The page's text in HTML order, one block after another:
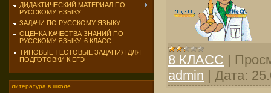
ДИДАКТИЧЕСКИЙ МАТЕРИАЛ ПО
РУССКОМУ ЯЗЫКУ
ЗАДАЧИ ПО РУССКОМУ ЯЗЫКУ
ОЦЕНКА КАЧЕСТВА ЗНАНИЙ ПО
РУССКОМУ ЯЗЫКУ. 6 КЛАСС
ТИПОВЫЕ ТЕСТОВЫЕ ЗАДАНИЯ ДЛЯ
ПОДГОТОВКИ К ЕГЭ
литература в школе
8 КЛАСС |
admin | Дата: